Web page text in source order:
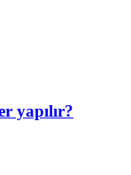
yapılır?